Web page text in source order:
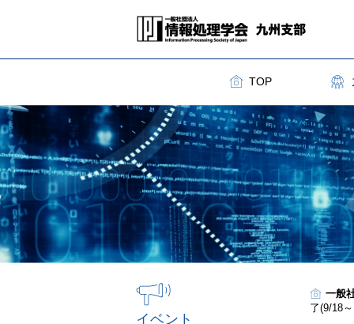
TOP
イベント
一般
了(9/18